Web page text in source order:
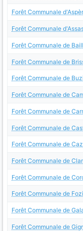
Forêt Communale
Forêt Communale
Forêt Communale de
Forêt Communale de
Forêt Communale de
Forêt Communale de
Forêt Communale de
Forêt Communale de
Forêt Communale de
Forêt Communale de
Forêt Communale de
Forêt Communale de
Forêt Communale de
Forêt Communale de